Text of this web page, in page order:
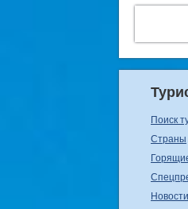
Поиск
Страны
Новости